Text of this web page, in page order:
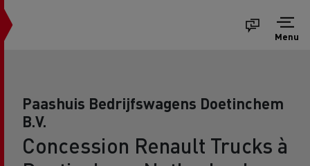
Menu
Paashuis Bedrijfswagens Doetinchem
B.V.
Concession Renault Trucks à